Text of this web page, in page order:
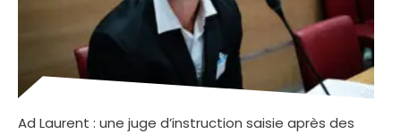
Ad Laurent : une juge d’instruction saisie après des